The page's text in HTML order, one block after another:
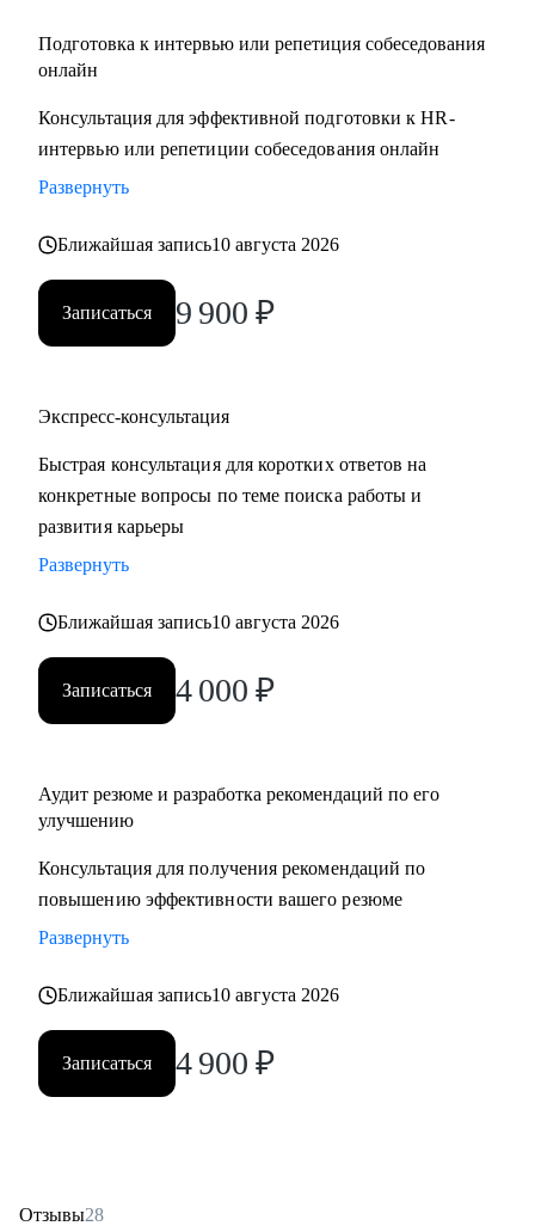
Подготовка к интервью или репетиция собеседования
онлайн
Консультация для эффективной подготовки к HR-
интервью или репетиции собеседования онлайн
Развернуть
Ближайшая запись10 августа 2026
Записаться 9 900 ₽
Экспресс-консультация
Быстрая консультация для коротких ответов на
конкретные вопросы по теме поиска работы и
развития карьеры
Развернуть
Ближайшая запись10 августа 2026
Записаться 4 000 ₽
Аудит резюме и разработка рекомендаций по его
улучшению
Консультация для получения рекомендаций по
повышению эффективности вашего резюме
Развернуть
Ближайшая запись10 августа 2026
Записаться 4 900 ₽
Отзывы28